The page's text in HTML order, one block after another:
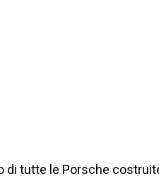
di tutte le Porsche